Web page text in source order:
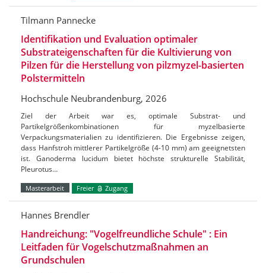
Tilmann Pannecke
Identifikation und Evaluation optimaler
Substrateigenschaften für die Kultivierung von
Pilzen für die Herstellung von pilzmyzel-basierten
Polstermitteln
Hochschule Neubrandenburg, 2026
Ziel der Arbeit war es, optimale Substrat- und
Partikelgrößenkombinationen für myzelbasierte
Verpackungsmaterialien zu identifizieren. Die Ergebnisse zeigen,
dass Hanfstroh mittlerer Partikelgröße (4-10 mm) am geeignetsten
ist. Ganoderma lucidum bietet höchste strukturelle Stabilität,
Pleurotus…
Masterarbeit Freier Zugang
Hannes Brendler
Handreichung: "Vogelfreundliche Schule" : Ein
Leitfaden für Vogelschutzmaßnahmen an
Grundschulen